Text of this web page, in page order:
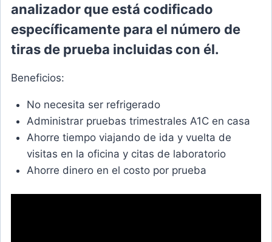
analizador que está codificado
específicamente para el número de
tiras de prueba incluidas con él.
Beneficios:
No necesita ser refrigerado
Administrar pruebas trimestrales A1C en casa
Ahorre tiempo viajando de ida y vuelta de
visitas en la oficina y citas de laboratorio
Ahorre dinero en el costo por prueba